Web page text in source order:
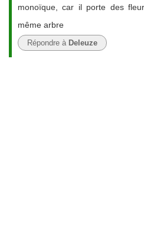
monoïque, car il porte des
même arbre
Répondre à Deleuze